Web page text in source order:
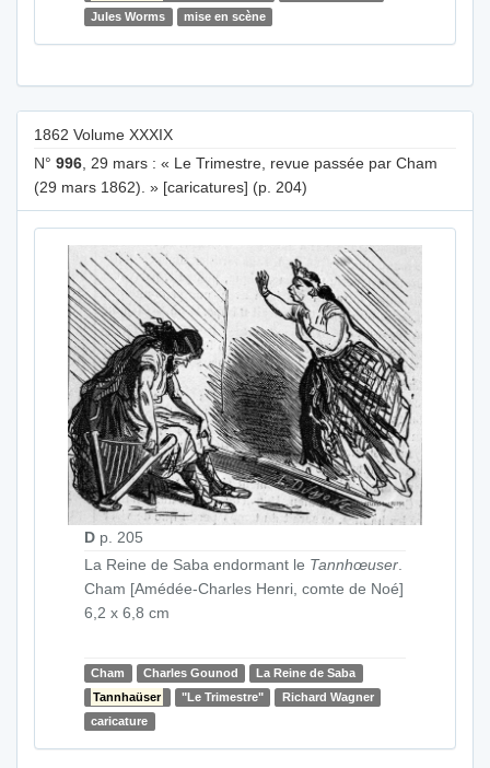
Jules Worms
mise en scène
1862 Volume XXXIX
N° 996 , 29 mars : « Le Trimestre, revue passée par Cham
(29 mars 1862). » [caricatures] (p. 204)
D p. 205
La Reine de Saba endormant le Tannhœuser.
Cham [Amédée-Charles Henri, comte de Noé]
6,2 x 6,8 cm
Cham Charles Gounod
La Reine de Saba
Tannhaüser
"Le Trimestre"
Richard Wagner
caricature